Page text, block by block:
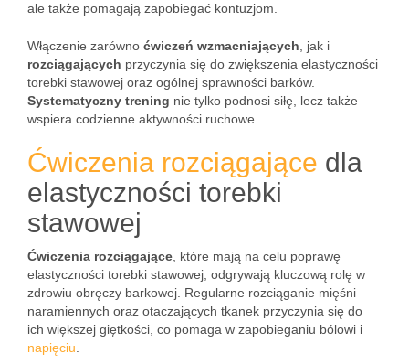
ale także pomagają zapobiegać kontuzjom.
Włączenie zarówno ćwiczeń wzmacniających , jak i
rozciągających przyczynia się do zwiększenia elastyczności
torebki stawowej oraz ogólnej sprawności barków.
Systematyczny trening nie tylko podnosi siłę, lecz także
wspiera codzienne aktywności ruchowe.
Ćwiczenia rozciągające dla
elastyczności torebki
stawowej
Ćwiczenia rozciągające , które mają na celu poprawę
elastyczności torebki stawowej, odgrywają kluczową rolę w
zdrowiu obręczy barkowej. Regularne rozciąganie mięśni
naramiennych oraz otaczających tkanek przyczynia się do
ich większej giętkości, co pomaga w zapobieganiu bólowi i
napięciu